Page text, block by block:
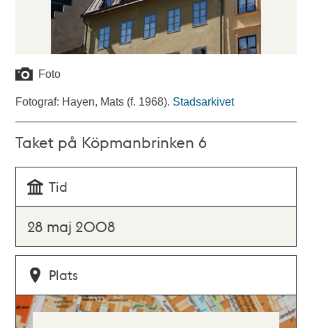
Foto
Fotograf: Hayen, Mats (f. 1968). Stadsarkivet
Taket på Köpmanbrinken 6
Tid
28 maj 2008
Plats